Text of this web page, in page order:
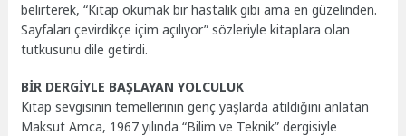
belirterek, “Kitap okumak bir hastalık gibi ama en güzelinden.
Sayfaları çevirdikçe içim açılıyor” sözleriyle kitaplara olan
tutkusunu dile getirdi.
BİR DERGİYLE BAŞLAYAN YOLCULUK
Kitap sevgisinin temellerinin genç yaşlarda atıldığını anlatan
Maksut Amca, 1967 yılında “Bilim ve Teknik” dergisiyle